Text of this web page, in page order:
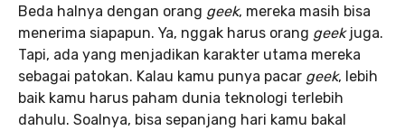
Beda halnya dengan orang geek, mereka masih bisa
menerima siapapun. Ya, nggak harus orang geekjuga.
Tapi, ada yang menjadikan karakter utama mereka
sebagai patokan. Kalau kamu punya pacar geek, lebih
baik kamu harus paham dunia teknologi terlebih
dahulu. Soalnya, bisa sepanjang hari kamu bakal